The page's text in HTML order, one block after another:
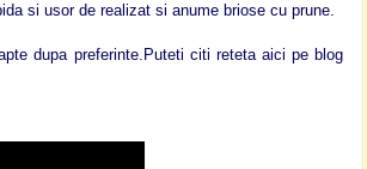
si usor de realizat si anume briose cu prune.
dupa preferinte.Puteti citi reteta aici pe blog